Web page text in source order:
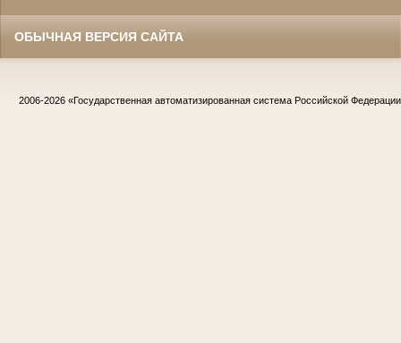
ОБЫЧНАЯ ВЕРСИЯ САЙТА
2006-2026 «Государственная автоматизированная система Российской